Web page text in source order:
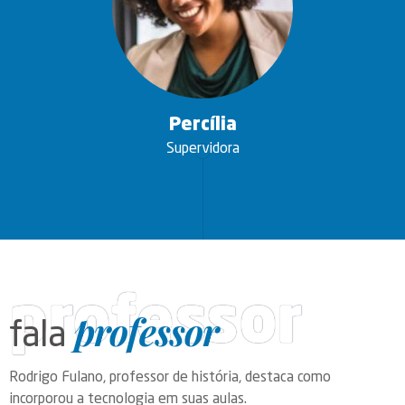
Percília
Supervidora
professor
fala professor
Rodrigo Fulano, professor de história, destaca como
incorporou a tecnologia em suas aulas.